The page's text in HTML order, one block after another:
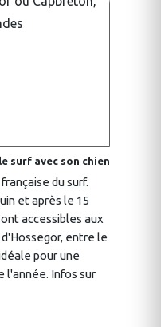
surf avec son chien
du surf.
et après le 15
accessibles aux
d'Hossegor, entre le
pour une
l'année. Infos sur